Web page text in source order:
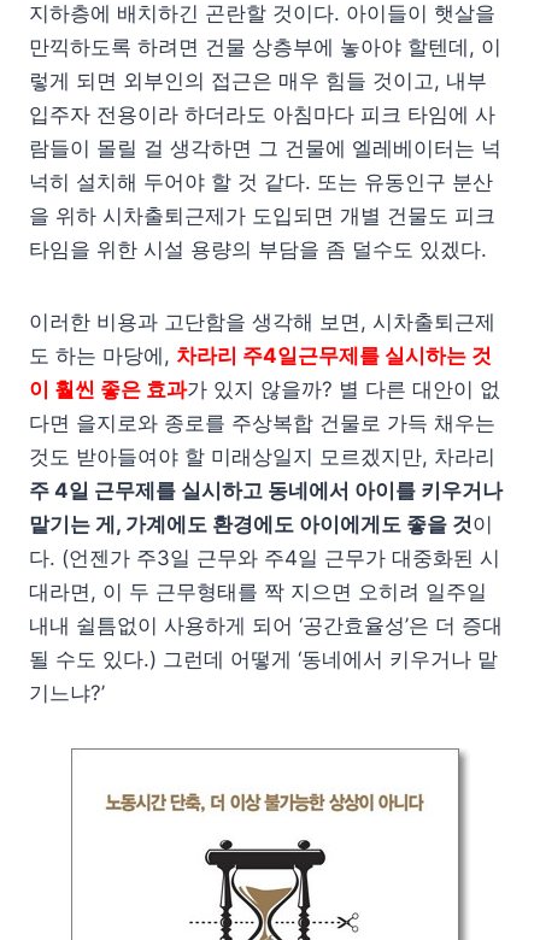
지하층에 배치하긴 곤란할 것이다. 아이들이 햇살을
만끽하도록 하려면 건물 상층부에 놓아야 할텐데, 이
렇게 되면 외부인의 접근은 매우 힘들 것이고, 내부
입주자 전용이라 하더라도 아침마다 피크 타임에 사
람들이 몰릴 걸 생각하면 그 건물에 엘레베이터는 넉
넉히 설치해 두어야 할 것 같다. 또는 유동인구 분산
을 위하 시차출퇴근제가 도입되면 개별 건물도 피크
타임을 위한 시설 용량의 부담을 좀 덜수도 있겠다.
이러한 비용과 고단함을 생각해 보면, 시차출퇴근제
도 하는 마당에, 차라리 주4일근무제를 실시하는 것
이 훨씬 좋은 효과가 있지 않을까? 별 다른 대안이 없
다면 을지로와 종로를 주상복합 건물로 가득 채우는
것도 받아들여야 할 미래상일지 모르겠지만, 차라리
주 4일 근무제를 실시하고 동네에서 아이를 키우거나
맡기는 게, 가계에도 환경에도 아이에게도 좋을 것이
다. (언젠가 주3일 근무와 주4일 근무가 대중화된 시
대라면, 이 두 근무형태를 짝 지으면 오히려 일주일
내내 쉴틈없이 사용하게 되어 ‘공간효율성’은 더 증대
될 수도 있다.) 그런데 어떻게 ‘동네에서 키우거나 맡
기느냐?’